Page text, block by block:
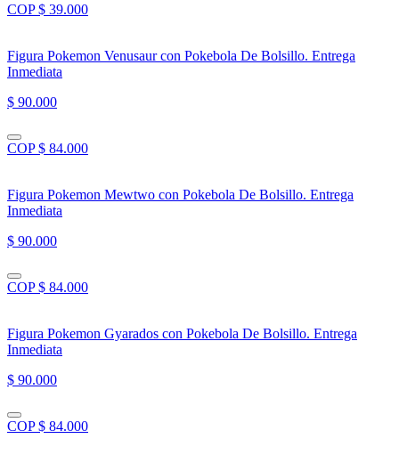
COP $ 39.000
Figura Pokemon Venusaur con Pokebola De Bolsillo. Entrega
Inmediata
$ 90.000
COP $ 84.000
Figura Pokemon Mewtwo con Pokebola De Bolsillo. Entrega
Inmediata
$ 90.000
COP $ 84.000
Figura Pokemon Gyarados con Pokebola De Bolsillo. Entrega
Inmediata
$ 90.000
COP $ 84.000